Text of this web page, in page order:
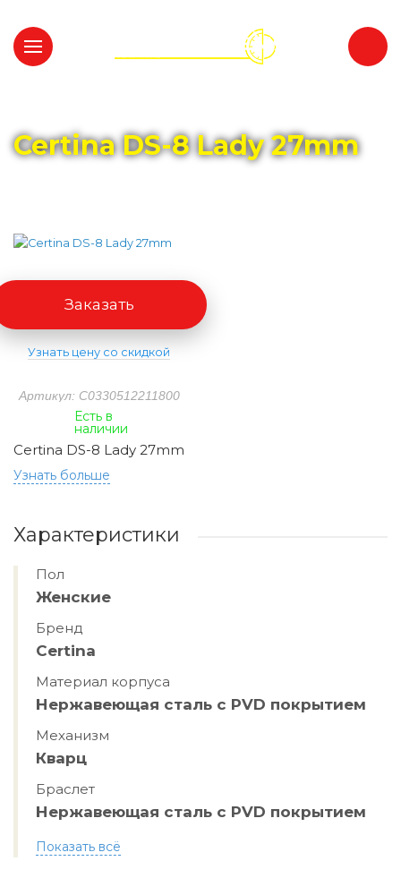
Certina DS-8 Lady 27mm
Артикул: C0330512211800
Есть в
наличии
Certina DS-8 Lady 27mm
Узнать больше
Заказать
Узнать цену со скидкой
Характеристики
Пол
Женские
Бренд
Certina
Материал корпуса
Нержавеющая сталь с PVD покрытием
Механизм
Кварц
Браслет
Нержавеющая сталь с PVD покрытием
Показать всё